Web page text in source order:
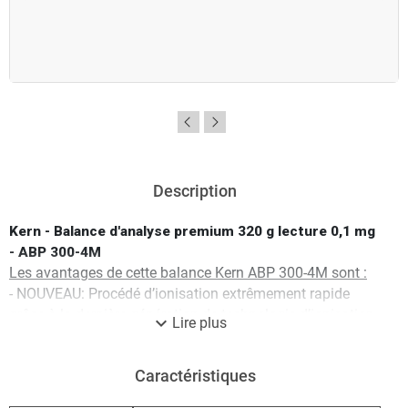
Description
Kern - Balance d'analyse premium 320 g lecture 0,1 mg
- ABP 300-4M
Les avantages de cette balance Kern ABP 300-4M sont :
- NOUVEAU: Procédé d’ionisation extrêmement rapide
grâce à la dernière génération de technologie d’ionisation
KERN pour la neutralisation des charges électrostatiques
particulièrement aisée, car aucun appareil séparé n’est
expand_more Lire plus
Caractéristiques